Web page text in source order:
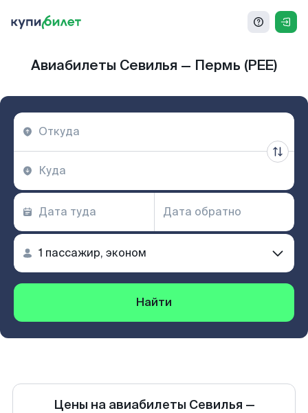
Авиабилеты Севилья — Пермь (PEE)
Найти
Цены на авиабилеты Севилья —